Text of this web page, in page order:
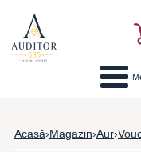
Acasă›Magazin›Aur›